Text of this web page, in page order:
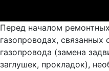
Перед началом
газопроводах, связанных
газопровода (замена
заглушек, прокладок),